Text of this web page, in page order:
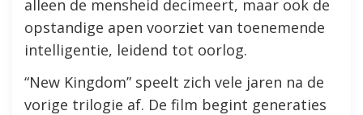
alleen de mensheid decimeert, maar ook de
opstandige apen voorziet van toenemende
intelligentie, leidend tot oorlog.
“New Kingdom” speelt zich vele jaren na de
vorige trilogie af. De film begint generaties